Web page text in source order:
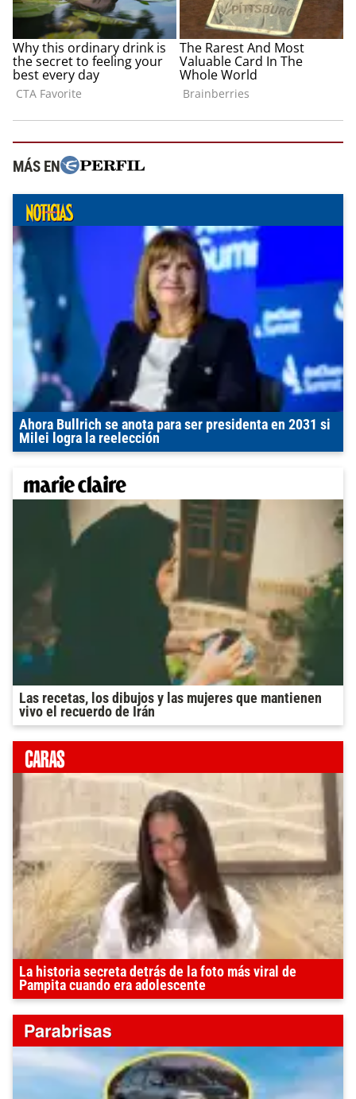
MÁS EN
Ahora Bullrich se anota para ser presidenta en 2031 si
Milei logra la reelección
Las recetas, los dibujos y las mujeres que mantienen
vivo el recuerdo de Irán
La historia secreta detrás de la foto más viral de
Pampita cuando era adolescente